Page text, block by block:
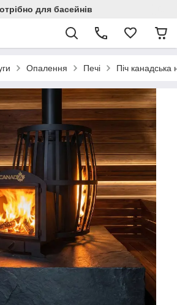
для басейнів
Опалення Печі Піч